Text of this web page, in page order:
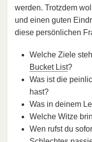
werden. Trotzdem
und einen guten
diese persönlichen
Welche Ziele
Bucket List?
Was ist die
hast?
Was in deinem
Welche Witze
Wen rufst du